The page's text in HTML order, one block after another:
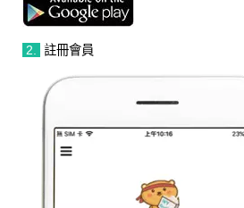
2. 註冊會員